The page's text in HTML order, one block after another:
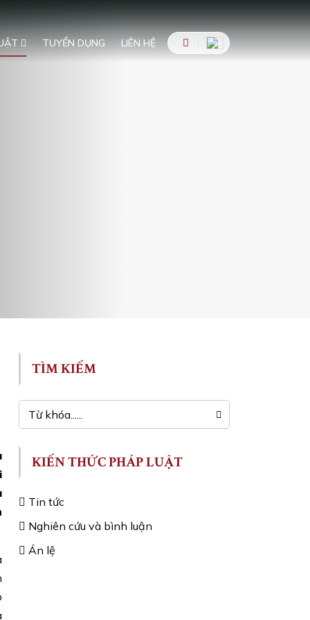
TUYỂN DỤNG LIÊN HỆ
TÌM KIẾM
KIẾN THỨC PHÁP LUẬT
Tin tức
Nghiên cứu và bình luận
Án lệ